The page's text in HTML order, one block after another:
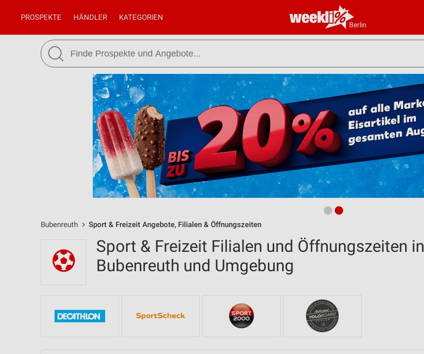
Berlin
PROSPEKTE HÄNDLER KATEGORIEN
Bubenreuth Sport & Freizeit Angebote, Filialen & Öffnungszeiten
Sport & Freizeit Filialen und Öffnungszeiten in
Bubenreuth und Umgebung